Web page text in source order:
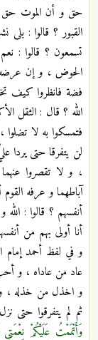
حق و أن الموت حق و
القبور ؟ قالوا :
تسمعون ؟ قالوا :
الحوض ، و إن
فضة فانظروا كيف
الله ؟ قال : الثقل
فتمسكوا به لا تضلوا
لن يتفرقا حتى يردا
، و لا تقصروا
آباطهما و عرفه
أنفسهم ؟ قالوا :
أنا أولى بهم من
و في لفظ أحمد إمام
عاد من عاداه ، و
و اخذل من خذله ، و
ثم لم يتفرقوا حتى
وَأَتْمَمْتُ عَلَيْكُمْ